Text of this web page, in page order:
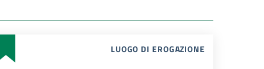
LUOGO DI EROGAZIONE